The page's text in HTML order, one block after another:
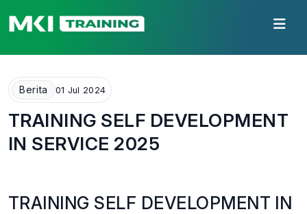
Berita 01 Jul 2024
TRAINING SELF DEVELOPMENT
IN SERVICE 2025
TRAINING SELF DEVELOPMENT IN